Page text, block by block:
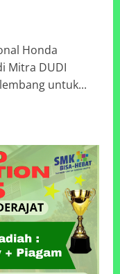
Honda
Mitra DUDI
untuk...